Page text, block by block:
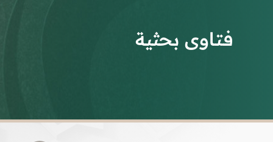
فتاوى بحثية